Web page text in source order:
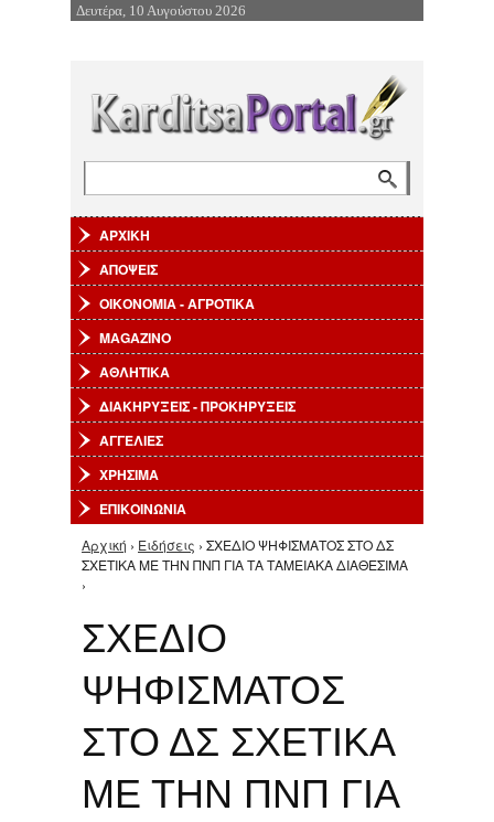
Επιστροφή στην Πλοήγηση
Δευτέρα, 10 Αυγούστου 2026
ΑΡΧΙΚΗ
ΑΠΟΨΕΙΣ
ΟΙΚΟΝΟΜΙΑ - ΑΓΡΟΤΙΚΑ
MAGAZINO
ΑΘΛΗΤΙΚΑ
ΔΙΑΚΗΡΥΞΕΙΣ - ΠΡΟΚΗΡΥΞΕΙΣ
ΑΓΓΕΛΙΕΣ
ΧΡΗΣΙΜΑ
ΕΠΙΚΟΙΝΩΝΙΑ
Είστε εδώ
Αρχική › Ειδήσεις › ΣΧΕΔΙΟ ΨΗΦΙΣΜΑΤΟΣ ΣΤΟ ΔΣ
ΣΧΕΤΙΚΑ ΜΕ ΤΗΝ ΠΝΠ ΓΙΑ ΤΑ ΤΑΜΕΙΑΚΑ ΔΙΑΘΕΣΙΜΑ
›
ΣΧΕΔΙΟ
ΨΗΦΙΣΜΑΤΟΣ
ΣΤΟ ΔΣ ΣΧΕΤΙΚΑ
ΜΕ ΤΗΝ ΠΝΠ ΓΙΑ